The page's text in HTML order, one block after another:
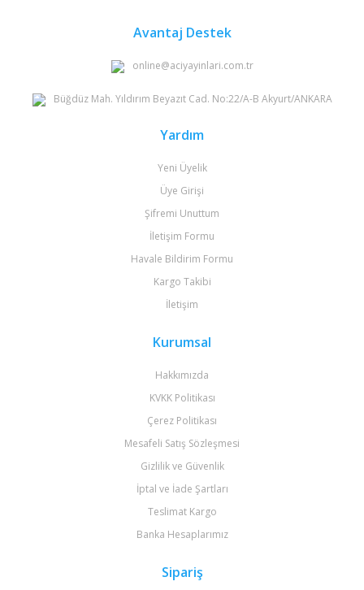
Avantaj Destek
online@aciyayinlari.com.tr
Büğdüz Mah. Yıldırım Beyazıt Cad. No:22/A-B Akyurt/ANKARA
Yardım
Yeni Üyelik
Üye Girişi
Şifremi Unuttum
İletişim Formu
Havale Bildirim Formu
Kargo Takibi
İletişim
Kurumsal
Hakkımızda
KVKK Politikası
Çerez Politikası
Mesafeli Satış Sözleşmesi
Gizlilik ve Güvenlik
İptal ve İade Şartları
Teslimat Kargo
Banka Hesaplarımız
Sipariş